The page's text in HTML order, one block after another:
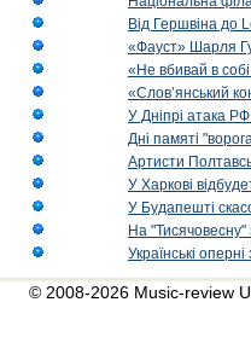
Від Гершвіна до
«Фауст» Шарля
«Не вбивай в
«Слов’янський
У Дніпрі атака
Дні памяті
Артисти
У Харкові
У Будапешті
На
Українські
© 2008-2026 Music-review